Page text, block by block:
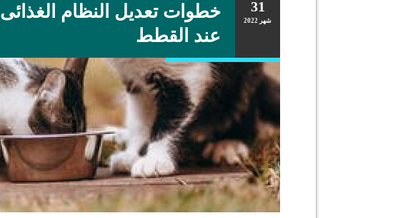
31
شهر 2022
خطوات تعديل النظام الغذائى
عند القطط